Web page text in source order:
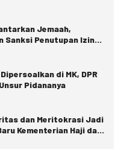
Jemaah,
Sanksi Penutupan Izin
di MK, DPR
Pidananya
dan Meritokrasi Jadi
Kementerian Haji dan